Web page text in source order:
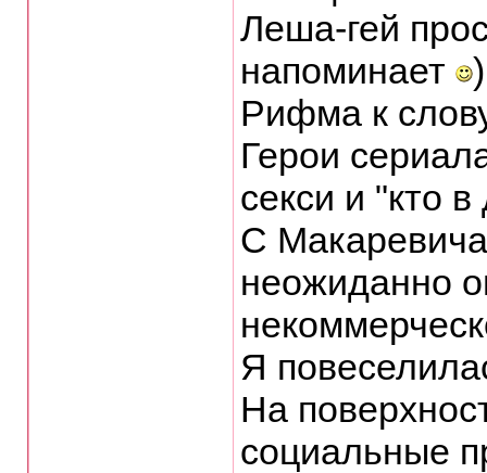
Леша-гей
напоминает
)
Рифма к
Герои
секси и "кто
С
неожиданно
Я
На
социальные